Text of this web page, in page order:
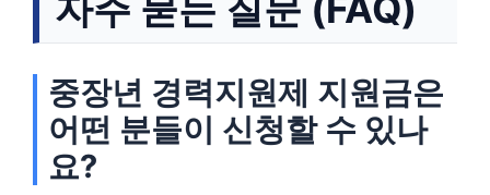
자주 묻는 질문 (FAQ)
중장년 경력지원제 지원금은
어떤 분들이 신청할 수 있나
요?